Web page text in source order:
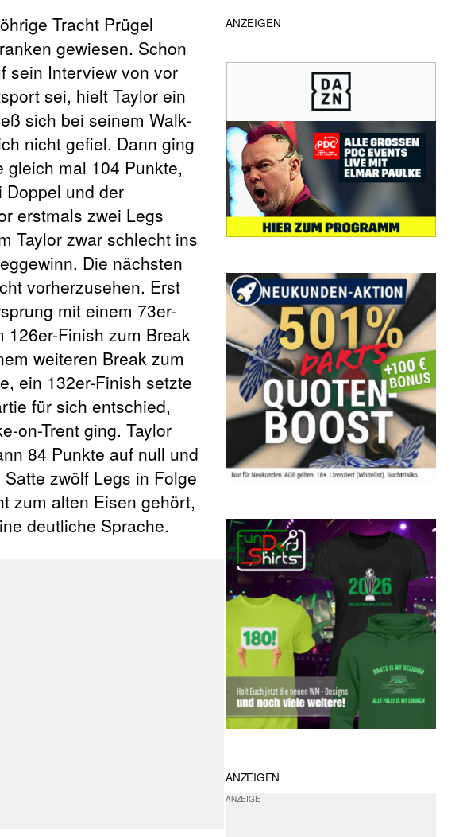
Tracht Prügel
gewiesen. Schon
sein Interview von vor
sei, hielt Taylor ein
sich bei seinem Walk-
nicht gefiel. Dann ging
mal 104 Punkte,
Doppel und der
erstmals zwei Legs
Taylor zwar schlecht ins
Die nächsten
vorherzusehen. Erst
mit einem 73er-
126er-Finish zum Break
weiteren Break zum
ein 132er-Finish setzte
für sich entschied,
on-Trent ging. Taylor
84 Punkte auf null und
zwölf Legs in Folge
zum alten Eisen gehört,
deutliche Sprache.
ANZEIGEN
ANZEIGEN